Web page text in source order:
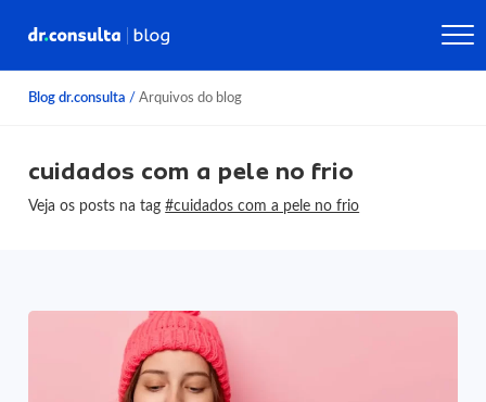
Blog dr.consulta / Arquivos do blog
cuidados com a pele no frio
Veja os posts na tag#cuidados com a pele no frio